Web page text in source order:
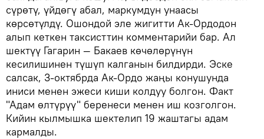
сүрөтү, үйдөгү абал, маркумдун унаасы
көрсөтүлдү. Ошондой эле жигитти Ак-Ордодон
алып кеткен таксисттин комментарийи бар. Ал
шектүү Гагарин — Бакаев көчөлөрүнүн
кесилишинен түшүп калганын билдирди. Эске
салсак, 3-октябрда Ак-Ордо жаңы конушунда
иниси менен эжеси киши колдуу болгон. Факт
"Адам өлтүрүү" беренеси менен иш козголгон.
Кийин кылмышка шектелип 19 жаштагы адам
кармалды.